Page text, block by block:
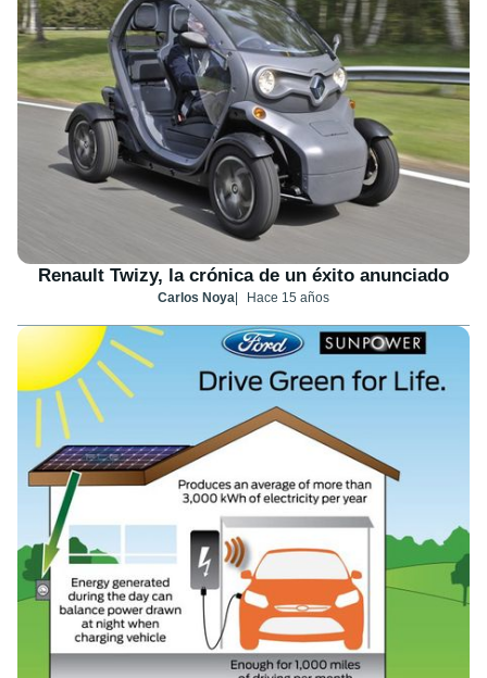
Renault Twizy, la crónica de un éxito anunciado
Carlos Noya Hace 15 años